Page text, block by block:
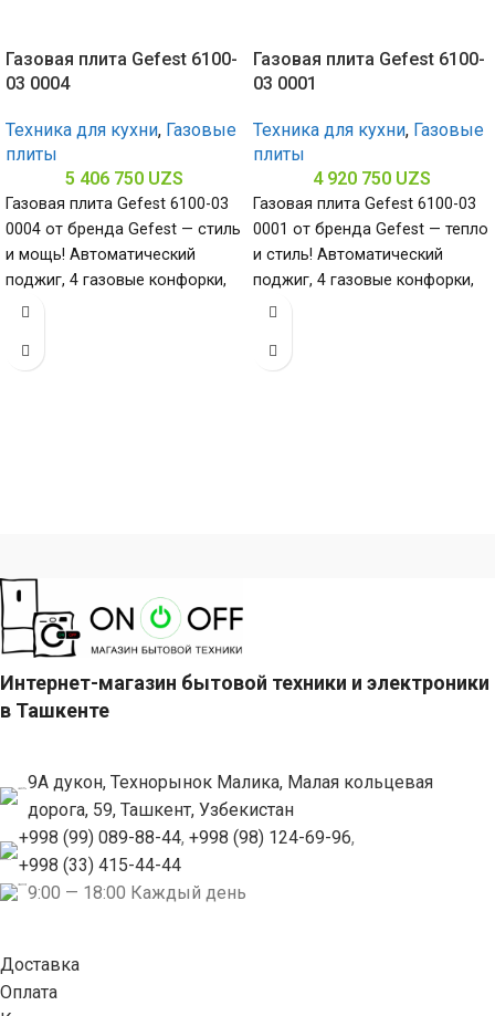
Газовая плита Gefest 6100-
03 0004
Техника для кухни, Газовые
плиты
5 406 750 UZS
Газовая плита Gefest 6100-03
0004 от бренда Gefest — стиль
и мощь! Автоматический
поджиг, 4 газовые конфорки,
нержавеющая сталь. Габариты
Газовая плита Gefest 6100-
03 0001
Техника для кухни, Газовые
плиты
4 920 750 UZS
Газовая плита Gefest 6100-03
0001 от бренда Gefest — тепло
и стиль! Автоматический
поджиг, 4 газовые конфорки,
эмалированная поверхность.
Интернет-магазин бытовой техники и электроники
в Ташкенте
9А дукон, Технорынок Малика, Малая кольцевая
дорога, 59, Ташкент, Узбекистан
+998 (99) 089-88-44, +998 (98) 124-69-96,
+998 (33) 415-44-44
9:00 — 18:00 Каждый день
Доставка
Оплата